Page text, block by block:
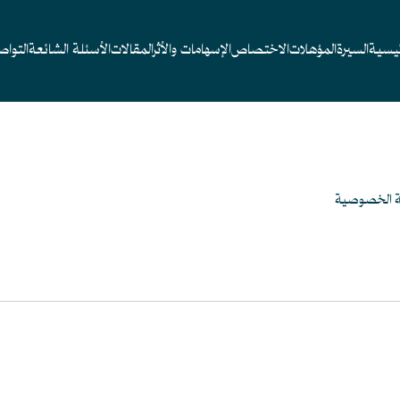
السيرةالمؤهلاتالاختصاصالإسهامات والأثرالمقالاتالأسئلة الشائعة
الخصوصية